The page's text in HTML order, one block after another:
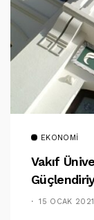
EKONOMI
Vakıf
15 OCAK 2021